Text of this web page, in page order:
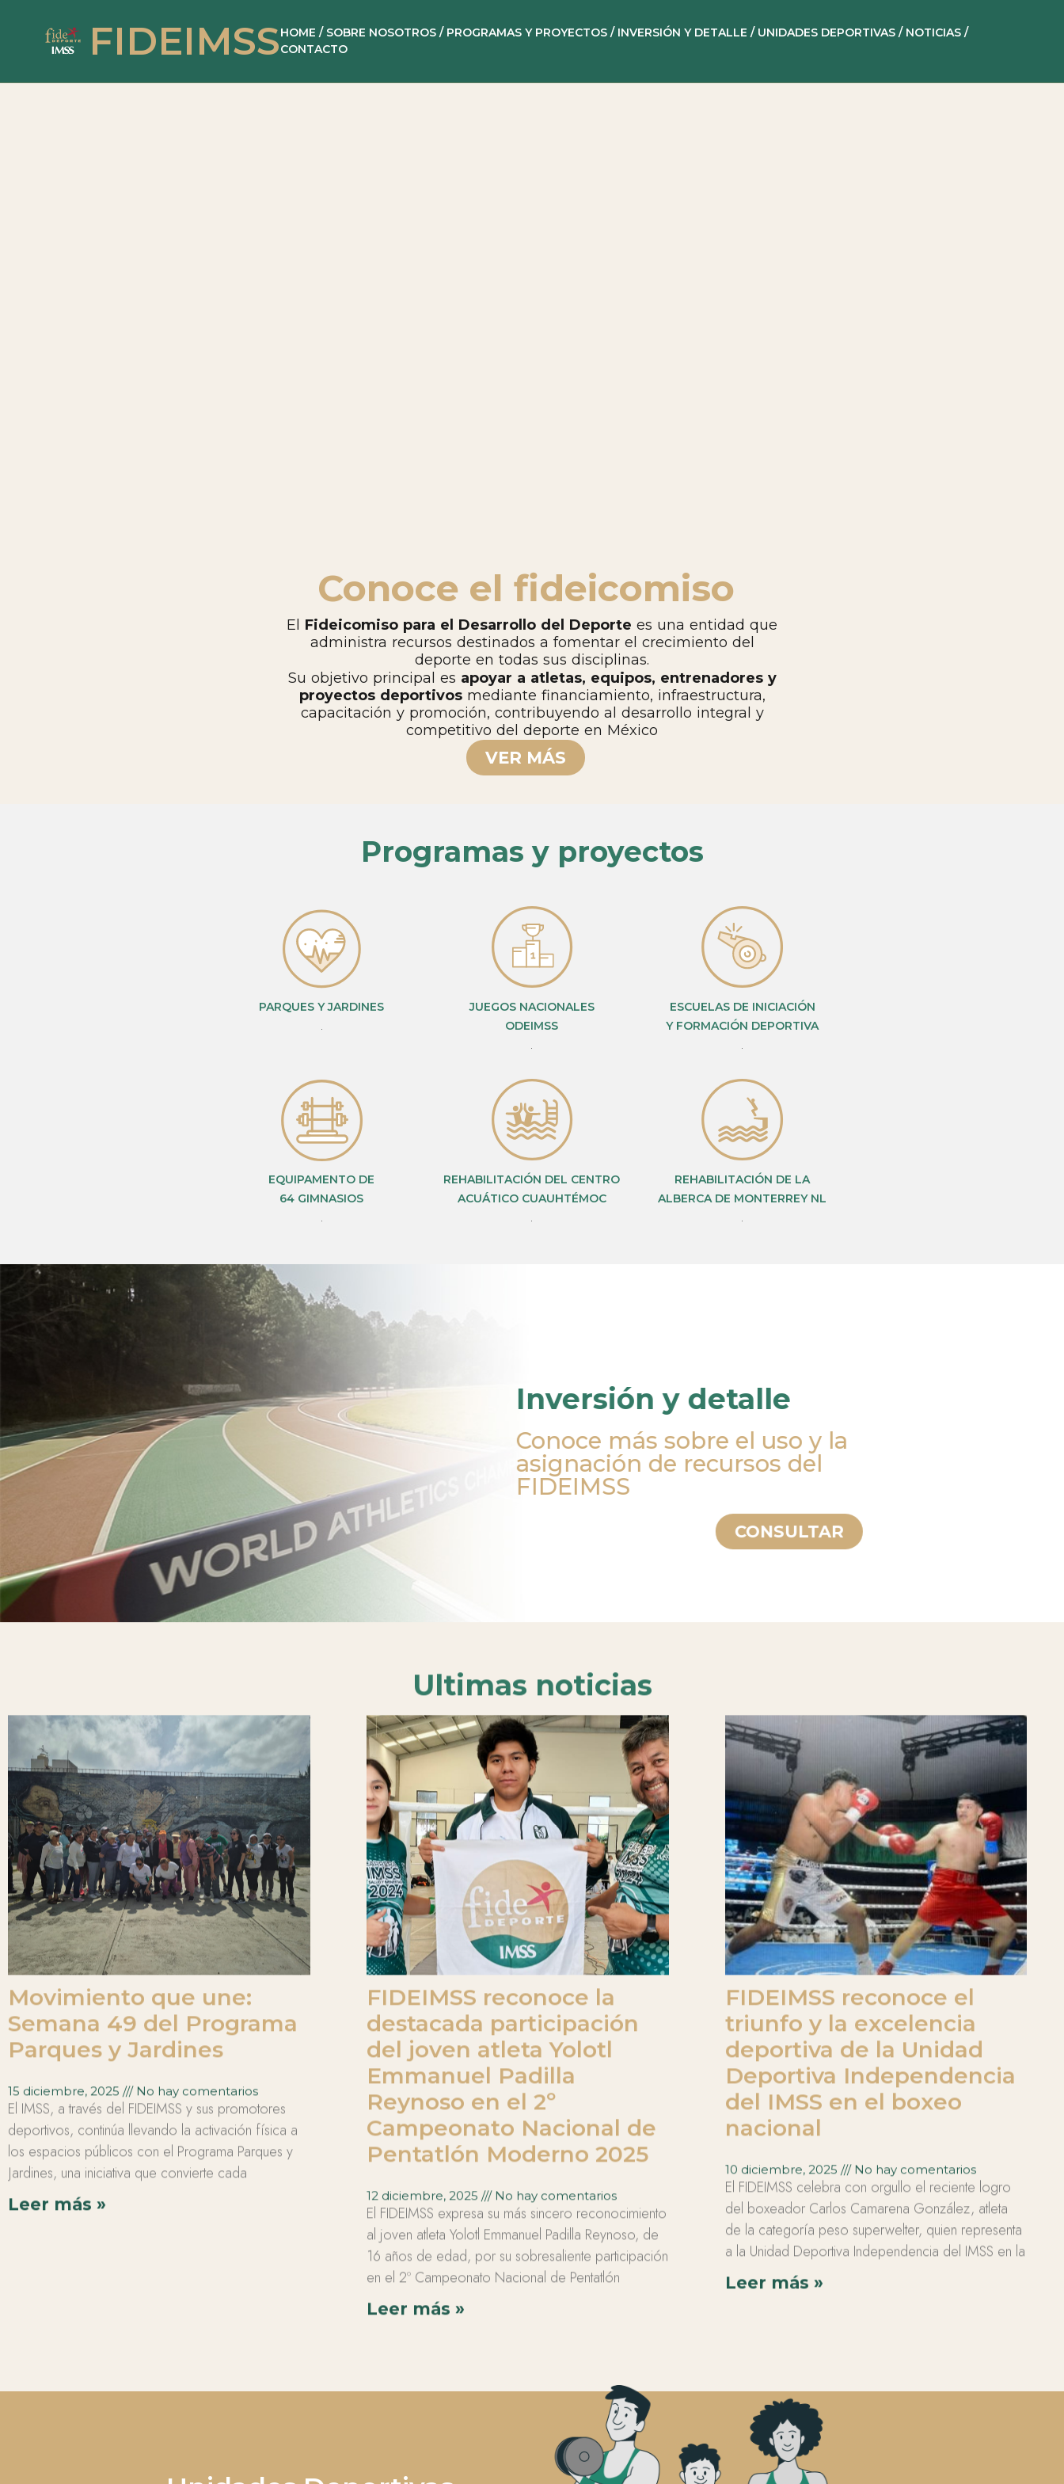
FIDEIMSSHOME / SOBRE NOSOTROS / PROGRAMAS Y PROYECTOS / INVERSIÓN Y DETALLE / UNIDADES DEPORTIVAS / NOTICIAS /
CONTACTO
Conoce el fideicomiso
El Fideicomiso para el Desarrollo del Deporte es una entidad que
administra recursos destinados a fomentar el crecimiento del
deporte en todas sus disciplinas.
Su objetivo principal es apoyar a atletas, equipos, entrenadores y
proyectos deportivosmediante financiamiento, infraestructura,
capacitación y promoción, contribuyendo al desarrollo integral y
competitivo del deporte en México
VER MÁS
Programas y proyectos
PARQUES Y JARDINES
.
JUEGOS NACIONALES
ODEIMSS
.
ESCUELAS DE INICIACIÓN
Y FORMACIÓN DEPORTIVA
.
EQUIPAMENTO DE
64 GIMNASIOS
.
REHABILITACIÓN DEL CENTRO
ACUÁTICO CUAUHTÉMOC
.
REHABILITACIÓN DE LA
ALBERCA DE MONTERREY NL
.
Inversión y detalle
Conoce más sobre el uso y la
asignación de recursos del
FIDEIMSS
CONSULTAR
Ultimas noticias
Movimiento que une:
Semana 49 del Programa
Parques y Jardines
15 diciembre, 2025 No hay comentarios
El IMSS, a través del FIDEIMSS y sus promotores
deportivos, continúa llevando la activación física a
los espacios públicos con el Programa Parques y
Jardines, una iniciativa que convierte cada
Leer más »
FIDEIMSS reconoce la
destacada participación
del joven atleta Yolotl
Emmanuel Padilla
Reynoso en el 2º
Campeonato Nacional de
Pentatlón Moderno 2025
12 diciembre, 2025 No hay comentarios
El FIDEIMSS expresa su más sincero reconocimiento
al joven atleta Yolotl Emmanuel Padilla Reynoso, de
16 años de edad, por su sobresaliente participación
en el 2º Campeonato Nacional de Pentatlón
Leer más »
FIDEIMSS reconoce el
triunfo y la excelencia
deportiva de la Unidad
Deportiva Independencia
del IMSS en el boxeo
nacional
10 diciembre, 2025 No hay comentarios
El FIDEIMSS celebra con orgullo el reciente logro
del boxeador Carlos Camarena González, atleta
de la categoría peso superwelter, quien representa
a la Unidad Deportiva Independencia del IMSS en la
Leer más »